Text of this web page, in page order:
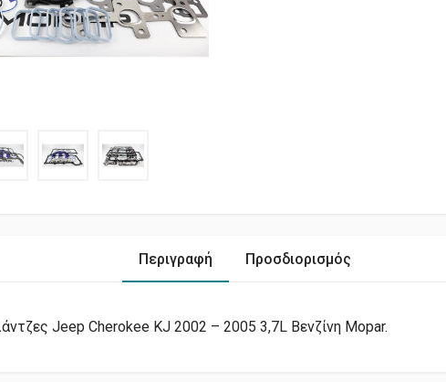
Περιγραφή Προσδιορισμός
Jeep Cherokee KJ 2002 – 2005 3,7L Βενζίνη Mopar.